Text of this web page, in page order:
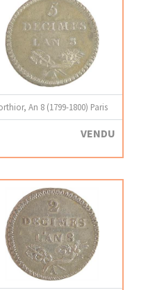
An 8 (1799-1800) Paris
VENDU